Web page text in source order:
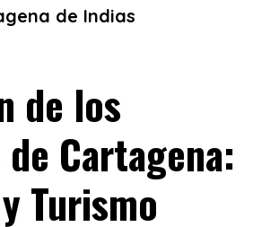
de Indias
de los
Cartagena:
Turismo